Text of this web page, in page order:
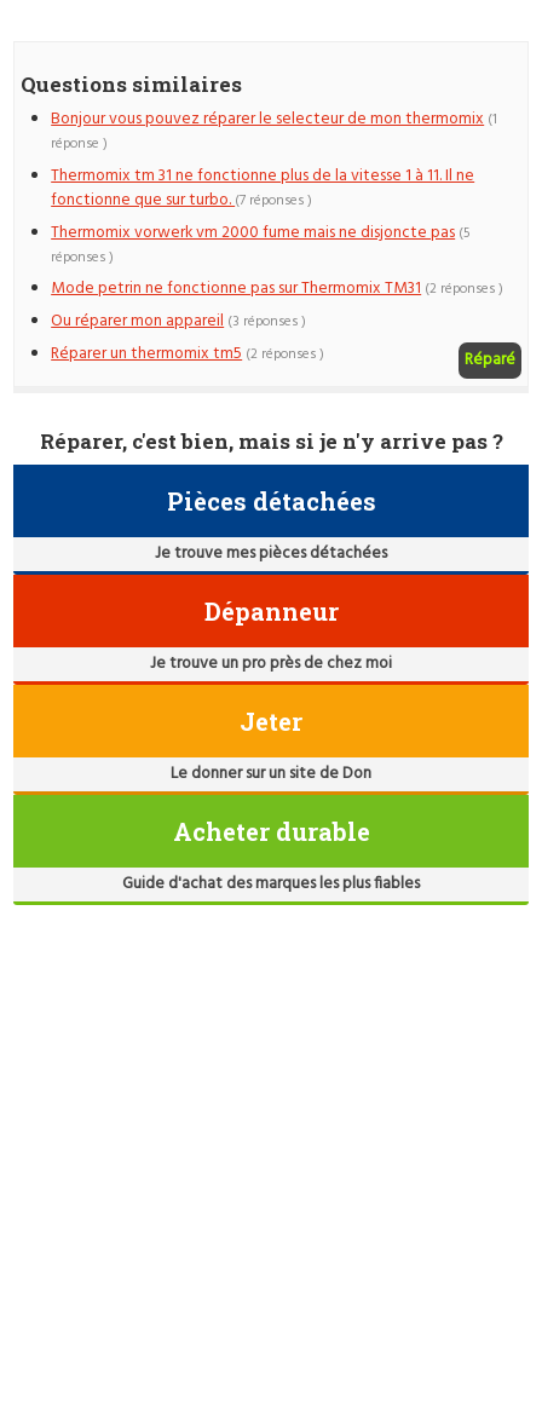
Questions similaires
Bonjour vous pouvez réparer le selecteur de mon thermomix (1
réponse )
Thermomix tm 31 ne fonctionne plus de la vitesse 1 à 11. Il ne
fonctionne que sur turbo.(7 réponses )
Thermomix vorwerk vm 2000 fume mais ne disjoncte pas (5
réponses )
Mode petrin ne fonctionne pas sur Thermomix TM31 (2 réponses )
Ou réparer mon appareil (3 réponses )
Réparer un thermomix tm5 Réparé
(2 réponses )
Réparer, c'est bien, mais si je n'y arrive pas ?
Pièces détachées
Je trouve mes pièces détachées
Dépanneur
Je trouve un pro près de chez moi
Jeter
Le donner sur un site de Don
Acheter durable
Guide d'achat des marques les plus fiables